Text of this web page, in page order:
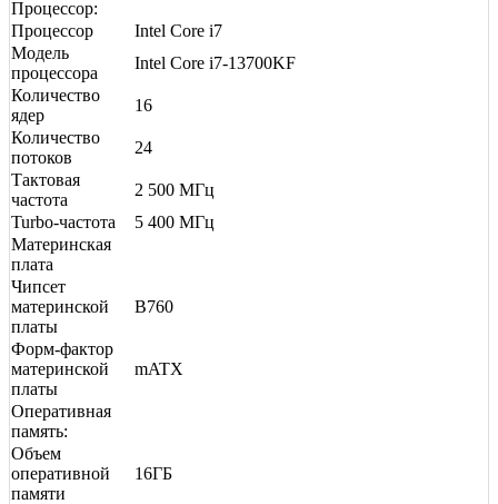
Процессор:
Процессор
Intel Core i7
Модель
процессора
Intel Core i7-13700KF
Количество
ядер
16
Количество
потоков
24
Тактовая
частота
2 500 МГц
Turbo-частота
5 400 МГц
Материнская
плата
Чипсет
материнской
платы
B760
Форм-фактор
материнской
платы
mATX
Оперативная
память:
Объем
оперативной
памяти
16ГБ